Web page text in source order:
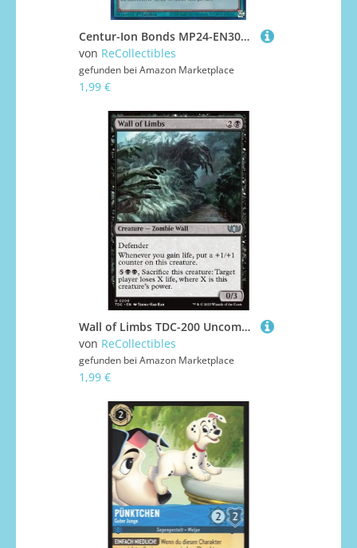
Centur-Ion Bonds MP24-EN300 Ultra Rare Englisch Boosterfrisch 1. Auflage - 25th Anniversary Tin: Dueling Mirrors - mit ReCollectibles-Versandschutz - für Yu-Gi-Oh!
von ReCollectibles
gefunden bei Amazon Marketplace
1,99 €
Wall of Limbs TDC-200 Uncommon Englisch Boosterfrisch - Commander: Tarkir: Dragonstorm - mit ReCollectibles-Versandschutz - für Magic/MTG
von ReCollectibles
gefunden bei Amazon Marketplace
1,99 €